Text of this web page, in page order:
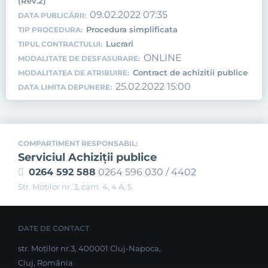
DATA PUBLICĂRII: 09.02.2022 07:35
TIP PROCEDURA: Procedura simplificata
TIPUL CONTRACTULUI: Lucrari
MODALITATE DE DESFASURARE: ONLINE
MODALITATEA DE ATRIBUIRE: Contract de achizitii publice
DATA LIMITA DEPUNERE: 25.02.2022 15:00
COMPARTIMENT RESPONSABIL:
Serviciul Achiziţii publice
0264 592 588 0264 596 030 / 4402
Str. Moţilor nr. 3, cam. 4, 4 A, 5
DATE DE CONTACT
str. Moților nr.3, 400001 Cluj-Napoca,
Cluj, România